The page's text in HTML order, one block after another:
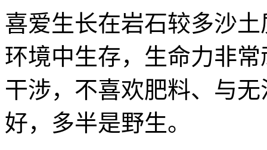
喜爱生长在岩石较多沙
环境中生存，生命力非
干涉，不喜欢肥料、与
好，多半是野生。